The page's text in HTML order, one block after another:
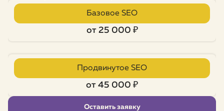
Базовое SEO
от 25 000 ₽
Продвинутое SEO
от 45 000 ₽
Оставить заявку